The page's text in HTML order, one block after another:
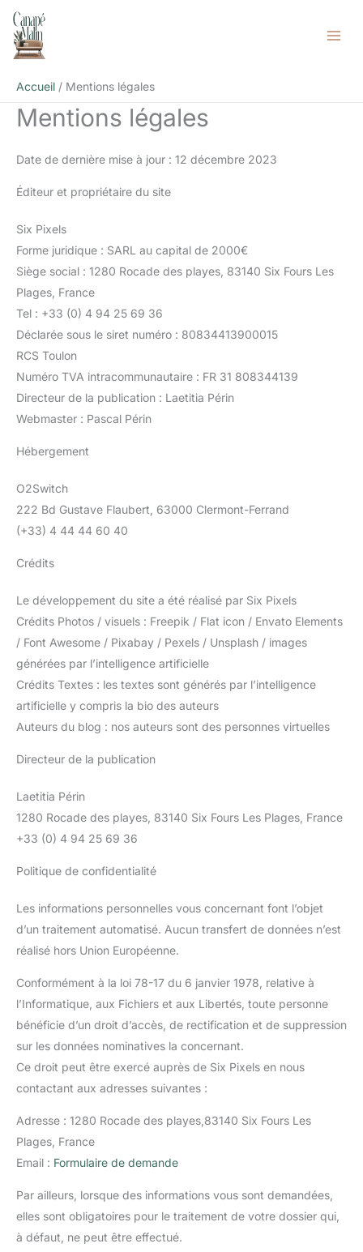
Aller
contenu
Accueil Mentions légales
Mentions légales
Date de dernière mise à jour : 12 décembre 2023
Éditeur et propriétaire du site
Six Pixels
Forme juridique : SARL au capital de 2000€
Siège social : 1280 Rocade des playes, 83140 Six Fours Les
Plages, France
Tel : +33 (0) 4 94 25 69 36
Déclarée sous le siret numéro : 80834413900015
RCS Toulon
Numéro TVA intracommunautaire : FR 31 808344139
Directeur de la publication : Laetitia Périn
Webmaster : Pascal Périn
Hébergement
O2Switch
222 Bd Gustave Flaubert, 63000 Clermont-Ferrand
(+33) 4 44 44 60 40
Crédits
Le développement du site a été réalisé par Six Pixels
Crédits Photos / visuels : Freepik / Flat icon / Envato Elements
/ Font Awesome / Pixabay / Pexels / Unsplash / images
générées par l’intelligence artificielle
Crédits Textes : les textes sont générés par l’intelligence
artificielle y compris la bio des auteurs
Auteurs du blog : nos auteurs sont des personnes virtuelles
Directeur de la publication
Laetitia Périn
1280 Rocade des playes, 83140 Six Fours Les Plages, France
+33 (0) 4 94 25 69 36
Politique de confidentialité
Les informations personnelles vous concernant font l’objet
d’un traitement automatisé. Aucun transfert de données n’est
réalisé hors Union Européenne.
Conformément à la loi 78-17 du 6 janvier 1978, relative à
l’Informatique, aux Fichiers et aux Libertés, toute personne
bénéficie d’un droit d’accès, de rectification et de suppression
sur les données nominatives la concernant.
Ce droit peut être exercé auprès de Six Pixels en nous
contactant aux adresses suivantes :
Adresse : 1280 Rocade des playes,83140 Six Fours Les
Plages, France
Email : Formulaire de demande
Par ailleurs, lorsque des informations vous sont demandées,
elles sont obligatoires pour le traitement de votre dossier qui,
à défaut, ne peut être effectué.